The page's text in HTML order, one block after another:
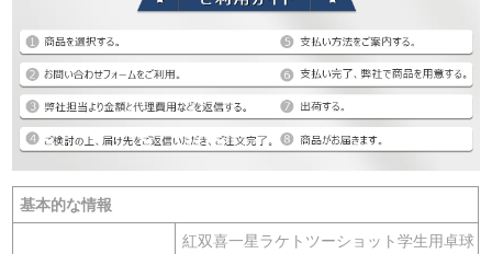
基本的な情報
紅双喜一星ラケトツーショット学生用卓球